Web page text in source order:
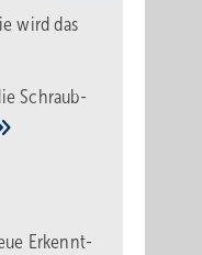
wird das
Schraub­
Erkennt­